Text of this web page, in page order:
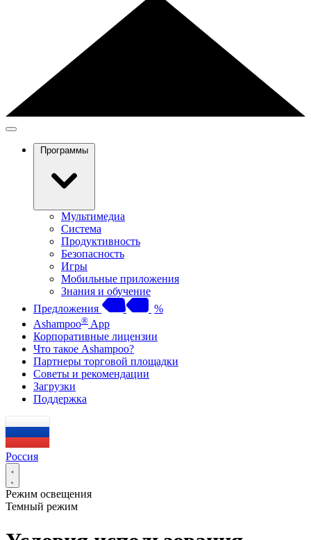
Программы
Мультимедиа
Система
Продуктивность
Безопасность
Игры
Мобильные приложения
Знания и обучение
Предложения
%
Ashampoo® App
Корпоративные лицензии
Что такое Ashampoo?
Партнеры торговой площадки
Советы и рекомендации
Загрузки
Поддержка
Россия
Режим освещения
Темный режим